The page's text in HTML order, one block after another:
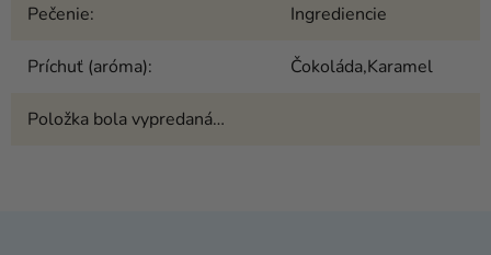
Pečenie: Ingrediencie
Príchuť (aróma): Čokoláda,Karamel
Položka bola vypredaná…